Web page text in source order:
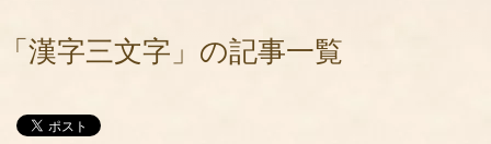
「漢字三文字」の記事一覧